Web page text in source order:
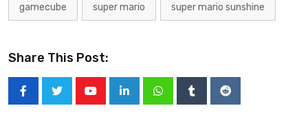
gamecube super mario super mario sunshine
Share This Post: